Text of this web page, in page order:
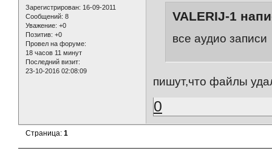
Зарегистрирован: 16-09-2011
Сообщений: 8
Уважение: +0
Позитив: +0
Провел на форуме:
18 часов 11 минут
Последний визит:
23-10-2016 02:08:09
VALERIJ-1
все аудио записи
пишут,что файлы
0
Страница:1